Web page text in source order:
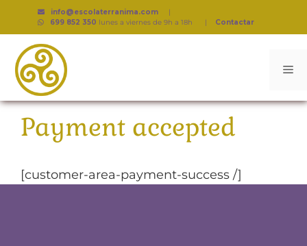
info@escolaterranima.com |
699 852 350 lunes a viernes de 9h a 18h | Contactar
Payment accepted
[customer-area-payment-success /]